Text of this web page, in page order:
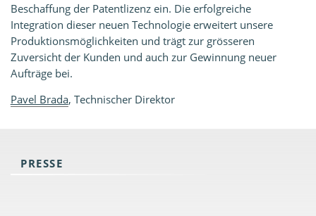
Beschaffung der Patentlizenz ein. Die erfolgreiche
Integration dieser neuen Technologie erweitert unsere
Produktionsmöglichkeiten und trägt zur grösseren
Zuversicht der Kunden und auch zur Gewinnung neuer
Aufträge bei.
Pavel Brada, Technischer Direktor
PRESSE